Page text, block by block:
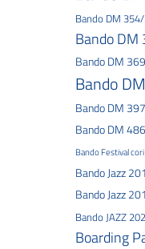
Bando DM
Bando
Bando DM
Bando
Bando DM
Bando DM
Bando Festival
Bando Jazz
Bando Jazz
Bando JAZZ
Boarding